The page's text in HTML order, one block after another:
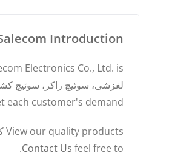
Introduction
each customer's demand.
feel free to
Contact Us
.